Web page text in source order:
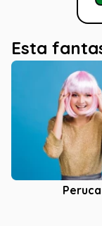
Esta